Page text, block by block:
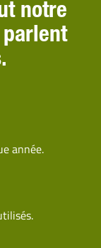
notre
année.